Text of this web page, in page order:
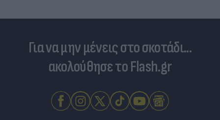
Για να μην μένεις στο σκοτάδι...
ακολούθησε το Flash.gr